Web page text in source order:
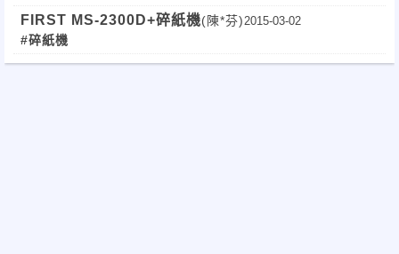
FIRST MS-2300D+碎紙機(陳*芬) 2015-03-02
#碎紙機